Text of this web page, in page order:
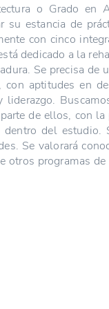
o Grado en
su estancia de
con cinco
dedicado a la
Se precisa de
con aptitudes en
liderazgo.
de ellos, con
del estudio.
Se valorará
otros programas